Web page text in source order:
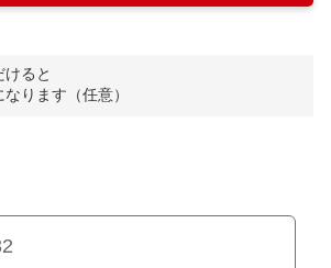
ると
ります（任意）